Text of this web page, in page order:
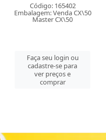
Código: 165402
Embalagem: Venda CX\50
Master CX\50
Faça seu login ou
cadastre-se para
ver preços e
comprar